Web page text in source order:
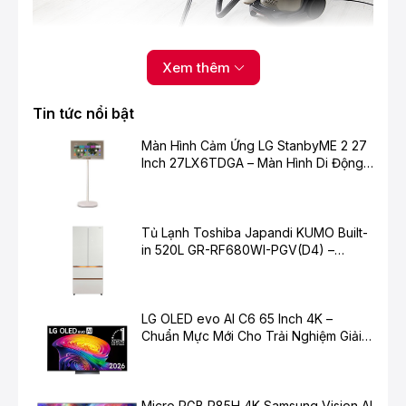
Dung Tích Chứa Bụi Cực Lớn
Thùng chứa có đường kính lớn 330mm cho dung tích
chứa bụi lên đến 25L. Bây giờ bạn có thể vệ sinh nhà
Xem thêm
Tin tức nổi bật
Màn Hình Cảm Ứng LG StanbyME 2 27
Inch 27LX6TDGA – Màn Hình Di Động
Tủ Lạnh Toshiba Japandi KUMO Built-
in 520L GR-RF680WI-PGV(D4) –
LG OLED evo AI C6 65 Inch 4K –
Chuẩn Mực Mới Cho Trải Nghiệm Giải